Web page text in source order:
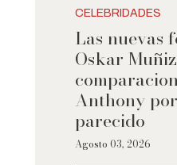
CELEBRIDADES
Las nuevas
Oskar
Anthony
parecido
Agosto 03, 2026